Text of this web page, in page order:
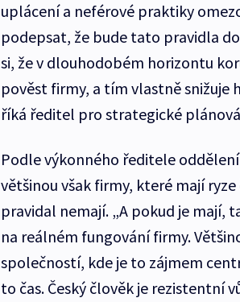
uplácení a neférové praktiky
podepsat, že bude tato pravidla
si, že v dlouhodobém horizontu
pověst firmy, a tím vlastně snižuje
říká ředitel pro strategické
Podle výkonného ředitele
většinou však firmy, které mají
pravidal nemají. „A pokud je mají,
na reálném fungování firmy.
společností, kde je to zájmem
to čas. Český člověk je rezistentní